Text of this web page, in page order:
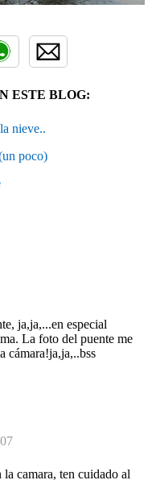
ESTE BLOG:
nieve..
poco)
ja,ja,...en especial
La foto del puente me
cámara!ja,ja,..bss
camara, ten cuidado al